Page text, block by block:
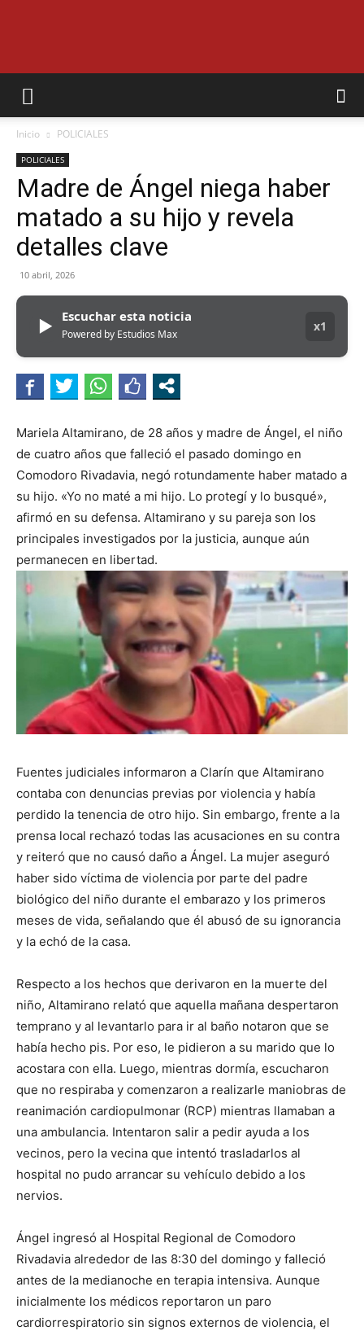
EL
Inicio POLICIALES
POLICIALES
Madre de Ángel niega haber
matado a su hijo y revela
detalles clave
10 abril, 2026
▶ Escuchar esta noticia
Powered by Estudios Max
x1
Mariela Altamirano, de 28 años y madre de Ángel, el niño
de cuatro años que falleció el pasado domingo en
Comodoro Rivadavia, negó rotundamente haber matado a
su hijo. «Yo no maté a mi hijo. Lo protegí y lo busqué»,
afirmó en su defensa. Altamirano y su pareja son los
principales investigados por la justicia, aunque aún
permanecen en libertad.
Fuentes judiciales informaron a Clarín que Altamirano
contaba con denuncias previas por violencia y había
perdido la tenencia de otro hijo. Sin embargo, frente a la
prensa local rechazó todas las acusaciones en su contra
y reiteró que no causó daño a Ángel. La mujer aseguró
haber sido víctima de violencia por parte del padre
biológico del niño durante el embarazo y los primeros
meses de vida, señalando que él abusó de su ignorancia
y la echó de la casa.
Respecto a los hechos que derivaron en la muerte del
niño, Altamirano relató que aquella mañana despertaron
temprano y al levantarlo para ir al baño notaron que se
había hecho pis. Por eso, le pidieron a su marido que lo
acostara con ella. Luego, mientras dormía, escucharon
que no respiraba y comenzaron a realizarle maniobras de
reanimación cardiopulmonar (RCP) mientras llamaban a
una ambulancia. Intentaron salir a pedir ayuda a los
vecinos, pero la vecina que intentó trasladarlos al
hospital no pudo arrancar su vehículo debido a los
nervios.
Ángel ingresó al Hospital Regional de Comodoro
Rivadavia alrededor de las 8:30 del domingo y falleció
antes de la medianoche en terapia intensiva. Aunque
inicialmente los médicos reportaron un paro
cardiorrespiratorio sin signos externos de violencia, el